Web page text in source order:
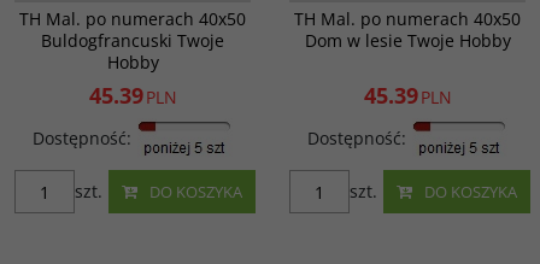
WYPRZEDAŻ
TH Mal. po numerach 40x50
Buldogfrancuski Twoje
Hobby
45.39PLN
Dostępność:
DO KOSZYKA
szt.
WYPRZEDAŻ
- 4; ILOŚĆ KOLORÓW - 26
Kod EAN: 757629028631
TH Mal. po numerach 40x50
Dom w lesie Twoje Hobby
45.39PLN
Dostępność:
DO KOSZYKA
szt.